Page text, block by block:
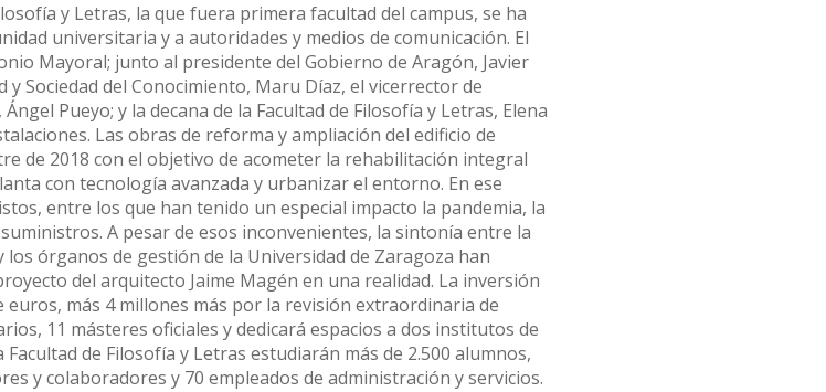
y Letras, la que fuera primera facultad del campus, se ha
universitaria y a autoridades y medios de comunicación. El
Mayoral; junto al presidente del Gobierno de Aragón, Javier
y Sociedad del Conocimiento, Maru Díaz, el vicerrector de
Pueyo; y la decana de la Facultad de Filosofía y Letras, Elena
Las obras de reforma y ampliación del edificio de
de 2018 con el objetivo de acometer la rehabilitación integral
con tecnología avanzada y urbanizar el entorno. En ese
entre los que han tenido un especial impacto la pandemia, la
A pesar de esos inconvenientes, la sintonía entre la
órganos de gestión de la Universidad de Zaragoza han
del arquitecto Jaime Magén en una realidad. La inversión
euros, más 4 millones más por la revisión extraordinaria de
11 másteres oficiales y dedicará espacios a dos institutos de
de Filosofía y Letras estudiarán más de 2.500 alumnos,
y colaboradores y 70 empleados de administración y servicios.